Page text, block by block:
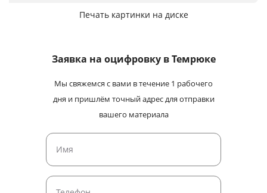
Печать картинки на диске
Заявка на оцифровкув Темрюке
Мы свяжемся с вами в течение 1 рабочего
дня и пришлём точный адрес для отправки
вашего материала